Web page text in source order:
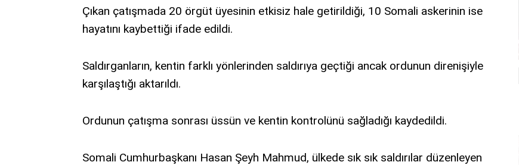
Çıkan çatışmada 20 örgüt üyesinin etkisiz hale getirildiği, 10 Somali askerinin ise
hayatını kaybettiği ifade edildi.
Saldırganların, kentin farklı yönlerinden saldırıya geçtiği ancak ordunun direnişiyle
karşılaştığı aktarıldı.
Ordunun çatışma sonrası üssün ve kentin kontrolünü sağladığı kaydedildi.
Somali Cumhurbaşkanı Hasan Şeyh Mahmud, ülkede sık sık saldırılar düzenleyen